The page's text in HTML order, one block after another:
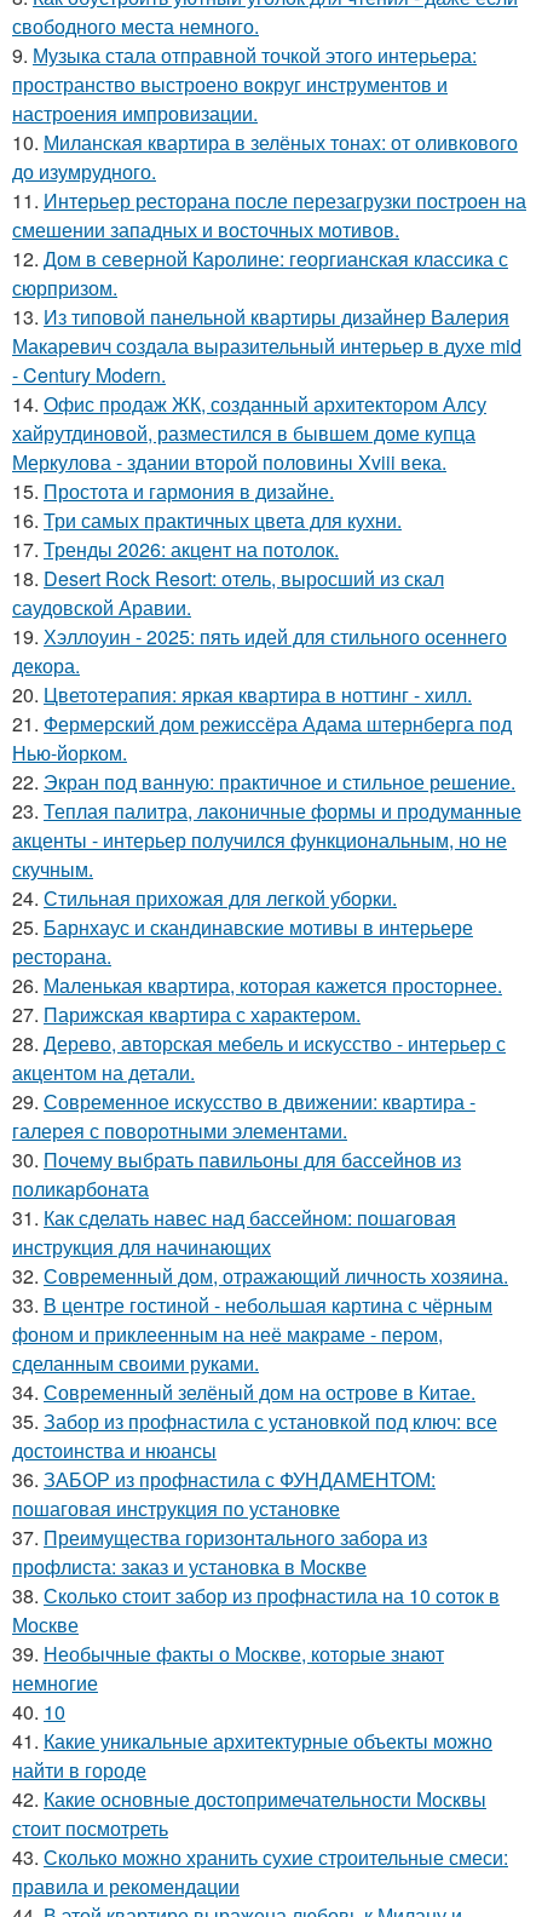
свободного места немного.
9. Музыка стала отправной точкой этого интерьера:
пространство выстроено вокруг инструментов и
настроения импровизации.
10. Миланская квартира в зелёных тонах: от оливкового
до изумрудного.
11. Интерьер ресторана после перезагрузки построен на
смешении западных и восточных мотивов.
12. Дом в северной Каролине: георгианская классика с
сюрпризом.
13. Из типовой панельной квартиры дизайнер Валерия
Макаревич создала выразительный интерьер в духе mid
- Century Modern.
14. Офис продаж ЖК, созданный архитектором Алсу
хайрутдиновой, разместился в бывшем доме купца
Меркулова - здании второй половины Xviii века.
15. Простота и гармония в дизайне.
16. Три самых практичных цвета для кухни.
17. Тренды 2026: акцент на потолок.
18. Desert Rock Resort: отель, выросший из скал
саудовской Аравии.
19. Хэллоуин - 2025: пять идей для стильного осеннего
декора.
20. Цветотерапия: яркая квартира в ноттинг - хилл.
21. Фермерский дом режиссёра Адама штернберга под
Нью-йорком.
22. Экран под ванную: практичное и стильное решение.
23. Теплая палитра, лаконичные формы и продуманные
акценты - интерьер получился функциональным, но не
скучным.
24. Стильная прихожая для легкой уборки.
25. Барнхаус и скандинавские мотивы в интерьере
ресторана.
26. Маленькая квартира, которая кажется просторнее.
27. Парижская квартира с характером.
28. Дерево, авторская мебель и искусство - интерьер с
акцентом на детали.
29. Современное искусство в движении: квартира -
галерея с поворотными элементами.
30. Почему выбрать павильоны для бассейнов из
поликарбоната
31. Как сделать навес над бассейном: пошаговая
инструкция для начинающих
32. Современный дом, отражающий личность хозяина.
33. В центре гостиной - небольшая картина с чёрным
фоном и приклеенным на неё макраме - пером,
сделанным своими руками.
34. Современный зелёный дом на острове в Китае.
35. Забор из профнастила с установкой под ключ: все
достоинства и нюансы
36. ЗАБОР из профнастила с ФУНДАМЕНТОМ:
пошаговая инструкция по установке
37. Преимущества горизонтального забора из
профлиста: заказ и установка в Москве
38. Сколько стоит забор из профнастила на 10 соток в
Москве
39. Необычные факты о Москве, которые знают
немногие
40. 10
41. Какие уникальные архитектурные объекты можно
найти в городе
42. Какие основные достопримечательности Москвы
стоит посмотреть
43. Сколько можно хранить сухие строительные смеси:
правила и рекомендации